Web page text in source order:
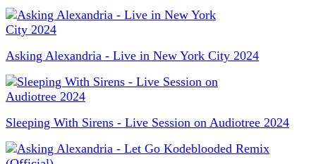
Asking Alexandria - Live in New York City 2024
Sleeping With Sirens - Live Session on Audiotree 2024